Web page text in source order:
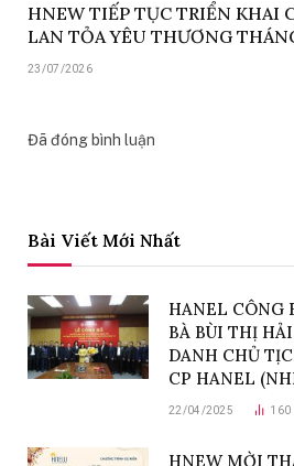
HNEW TIẾP TỤC TRIỂN KHAI
LAN TỎA YÊU THƯƠNG
23/07/2026
Đã đóng bình luận
Bài Viết Mới Nhất
HANEL CÔNG
BÀ BÙI THỊ
DANH CHỦ
CP HANEL
22/04/2025 160
HNEW MỜI